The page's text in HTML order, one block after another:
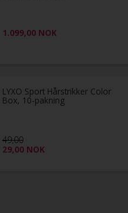
1.099,00 NOK
LYXO Sport Hårstrikker Color
Box, 10-pakning
49,00
29,00 NOK